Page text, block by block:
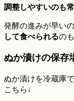
調整しやすいのも
発酵の進みが早いの
して食べられるの
ぬか漬けの保
ぬか漬けを冷蔵庫
こちら↓